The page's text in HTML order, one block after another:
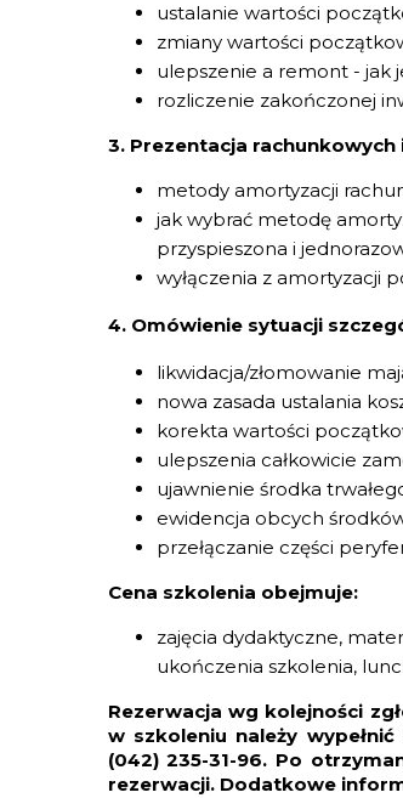
ustalanie wartości
zmiany wartości
ulepszenie a remont - jak
rozliczenie zakończonej
3. Prezentacja
metody amortyzacji
jak wybrać metodę
przyspieszona i
wyłączenia z amortyzacji
4. Omówienie sytuacji
likwidacja/złomowanie
nowa zasada ustalania
korekta wartości
ulepszenia całkowicie
ujawnienie środka
ewidencja obcych
przełączanie części
Cena szkolenia obejmuje:
zajęcia dydaktyczne,
ukończenia szkolenia,
Rezerwacja wg kolejności
w szkoleniu należy
(042) 235-31-96. Po
rezerwacji. Dodatkowe